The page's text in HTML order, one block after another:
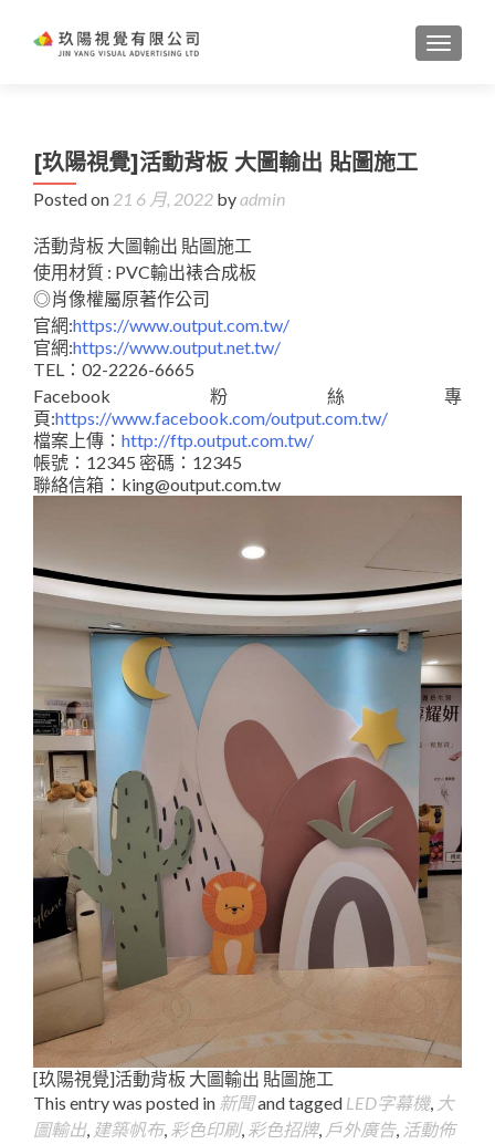
[玖陽視覺]活動背板 大圖輸出 貼圖施工
Posted on 21 6 月, 2022 byadmin
活動背板 大圖輸出 貼圖施工
使用材質 : PVC輸出裱合成板
◎肖像權屬原著作公司
官網:https://www.output.com.tw/
官網:https://www.output.net.tw/
TEL：02-2226-6665
Facebook粉絲專
頁:https://www.facebook.com/output.com.tw/
檔案上傳： http://ftp.output.com.tw/
帳號：12345 密碼：12345
聯絡信箱：king@output.com.tw
[玖陽視覺]活動背板 大圖輸出 貼圖施工
This entry was posted in 新聞and tagged LED字幕機, 大
圖輸出, 建築帆布, 彩色印刷, 彩色招牌, 戶外廣告, 活動佈